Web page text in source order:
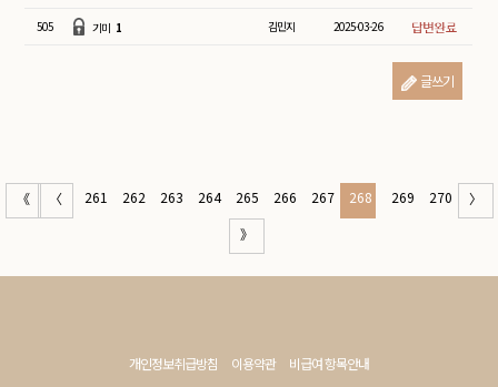
505 기미 1 김민지 2025-03-26
글쓰기
《 〈 261 262 263 264 265 266 267 268 269 270
〉
》
개인정보취급방침 이용약관 비급여 항목안내